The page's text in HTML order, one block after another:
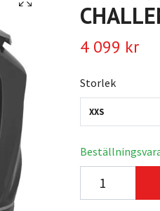
4 099 kr
Storlek
XXS